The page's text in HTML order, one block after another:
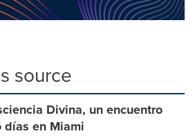
source
Divina, un encuentro
días en Miami